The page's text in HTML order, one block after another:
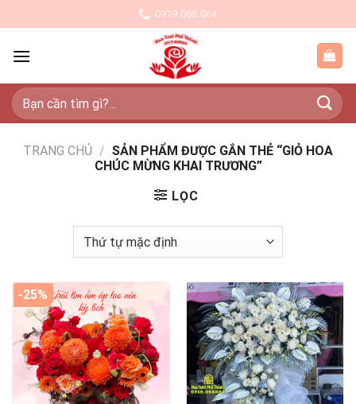
to
content
0919.068.064
Tìm
kiếm:
TRANG CHỦ / SẢN PHẨM ĐƯỢC GẮN THẺ “GIỎ HOA
CHÚC MỪNG KHAI TRƯƠNG”
LỌC
-25%